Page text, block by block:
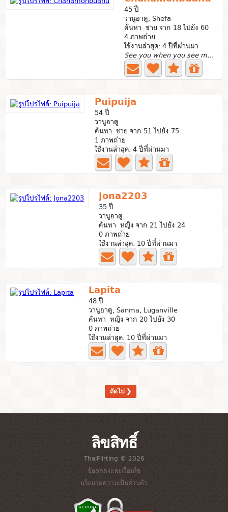
45 ปี
วานูอาตู, Shefa
ค้นหา ชาย จาก 18 ไปยัง 60
4 ภาพถ่าย
ใช้งานล่าสุด: 4 ปีที่ผ่านมา
See you when you see me🥰
Puipuija
54 ปี
วานูอาตู
ค้นหา ชาย จาก 51 ไปยัง 75
1 ภาพถ่าย
ใช้งานล่าสุด: 4 ปีที่ผ่านมา
Jona2203
35 ปี
วานูอาตู
ค้นหา หญิง จาก 21 ไปยัง 24
0 ภาพถ่าย
ใช้งานล่าสุด: 10 ปีที่ผ่านมา
Lapita
48 ปี
วานูอาตู, Sanma, Luganville
ค้นหา หญิง จาก 20 ไปยัง 30
0 ภาพถ่าย
ใช้งานล่าสุด: 10 ปีที่ผ่านมา
ถัดไป ❯
ลิขสิทธิ์
ThaiFlirting © 2026
ข้อตกลงและเงื่อนไข
นโยบายความเป็นส่วนตัว